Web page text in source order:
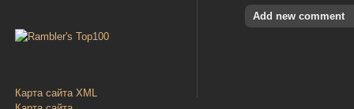
Карта сайта XML
Add new comment